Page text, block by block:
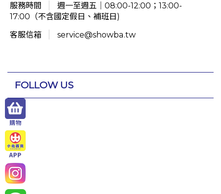
服務時間
週一至週五｜08:00-12:00；13:00-
17:00（不含國定假日、補班日)
客服信箱
service@showba.tw
FOLLOW US